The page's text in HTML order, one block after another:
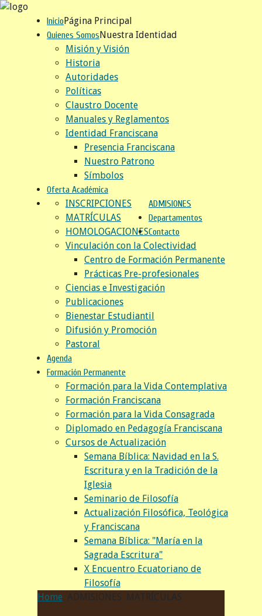
InicioPágina Principal
Quienes SomosNuestra Identidad
Misión y Visión
Historia
Autoridades
Políticas
Claustro Docente
Manuales y Reglamentos
Identidad Franciscana
Presencia Franciscana
Nuestro Patrono
Símbolos
Oferta Académica
ADMISIONES
INSCRIPCIONES
MATRÍCULAS
HOMOLOGACIONES
Departamentos
Vinculación con la Colectividad
Centro de Formación Permanente
Prácticas Pre-profesionales
Ciencias e Investigación
Publicaciones
Bienestar Estudiantil
Difusión y Promoción
Pastoral
Contacto
Agenda
Formación Permanente
Formación para la Vida Contemplativa
Formación Franciscana
Formación para la Vida Consagrada
Diplomado en Pedagogía Franciscana
Cursos de Actualización
Semana Bíblica: Navidad en la S.
Escritura y en la Tradición de la
Iglesia
Seminario de Filosofía
Actualización Filosófica, Teológica
y Franciscana
Semana Bíblica: "María en la
Sagrada Escritura"
X Encuentro Ecuatoriano de
Filosofía
Home ADMISIONES MATRÍCULAS